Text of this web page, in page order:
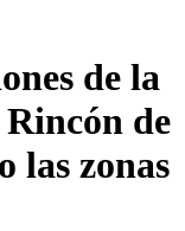
de la
de
las zonas